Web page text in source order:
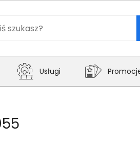
Usługi